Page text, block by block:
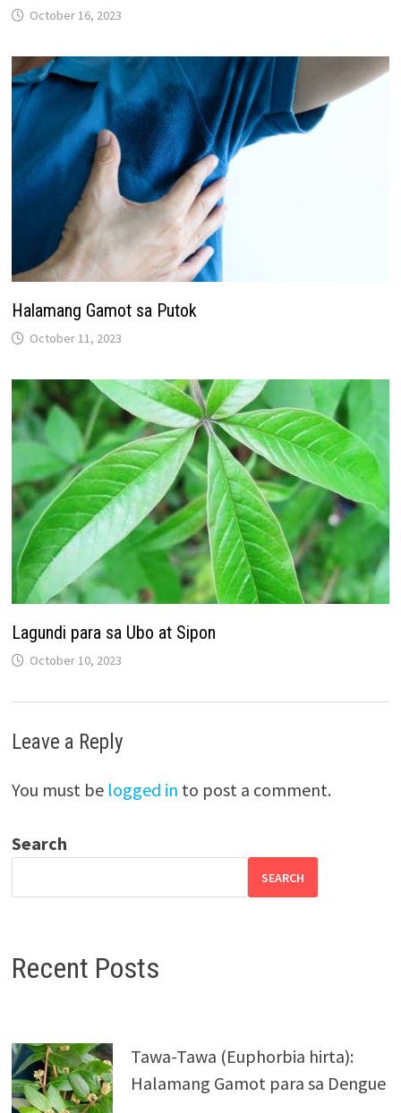
October 16, 2023
Halamang Gamot sa Putok
October 11, 2023
Lagundi para sa Ubo at Sipon
October 10, 2023
Leave a Reply
You must be logged in to post a comment.
Search
SEARCH
Recent Posts
Tawa-Tawa (Euphorbia hirta):
Halamang Gamot para sa Dengue